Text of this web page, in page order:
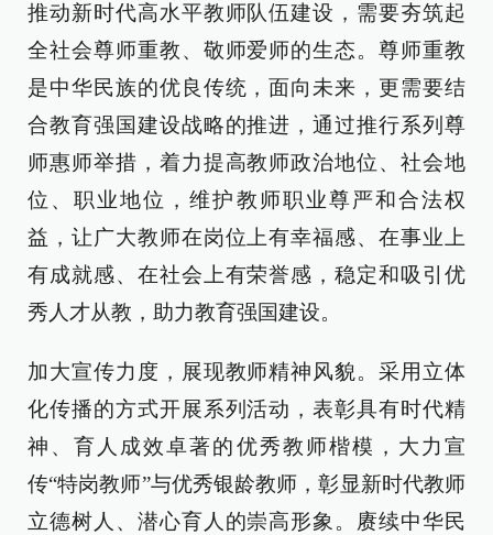
推动新时代高水平教师队伍建设，需要夯筑起
全社会尊师重教、敬师爱师的生态。尊师重教
是中华民族的优良传统，面向未来，更需要结
合教育强国建设战略的推进，通过推行系列尊
师惠师举措，着力提高教师政治地位、社会地
位、职业地位，维护教师职业尊严和合法权
益，让广大教师在岗位上有幸福感、在事业上
有成就感、在社会上有荣誉感，稳定和吸引优
秀人才从教，助力教育强国建设。
加大宣传力度，展现教师精神风貌。采用立体
化传播的方式开展系列活动，表彰具有时代精
神、育人成效卓著的优秀教师楷模，大力宣
传“特岗教师”与优秀银龄教师，彰显新时代教师
立德树人、潜心育人的崇高形象。赓续中华民